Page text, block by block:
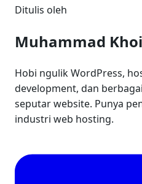
Ditulis oleh
Muhammad
Hobi ngulik WordPress,
development, dan
seputar website. Punya
industri web hosting.